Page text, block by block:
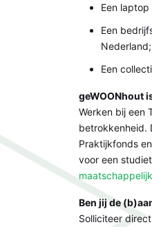
Een
Een
Nederland;
Een
geWOONhout
Werken bij een
betrokkenheid.
Praktijkfonds
voor een
Ben jij de
Solliciteer